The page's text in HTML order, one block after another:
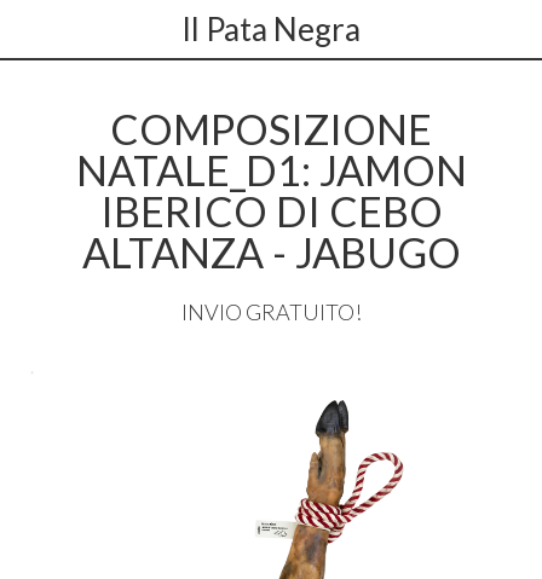
Il Pata Negra
COMPOSIZIONE
NATALE_D1: JAMON
IBERICO DI CEBO
ALTANZA - JABUGO
INVIO GRATUITO!